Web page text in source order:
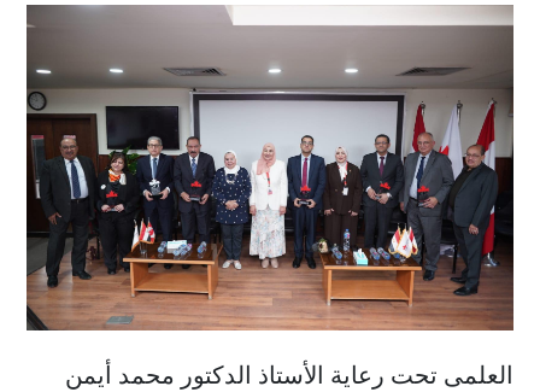
العلمى ​تحت رعاية الأستاذ الدكتور محمد أيمن